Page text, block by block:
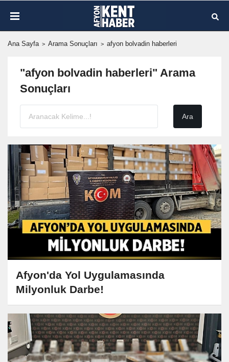
Ana Sayfa Arama Sonuçları afyon bolvadin haberleri
"afyon bolvadin haberleri" Arama
Sonuçları
Afyon'da Yol Uygulamasında
Milyonluk Darbe!